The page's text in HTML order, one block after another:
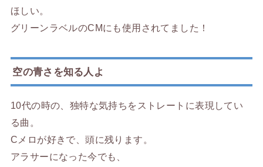
ほしい。
グリーンラベルのCMにも使用されてました！
空の青さを知る人よ
10代の時の、独特な気持ちをストレートに表現してい
る曲。
Cメロが好きで、頭に残ります。
アラサーになった今でも、